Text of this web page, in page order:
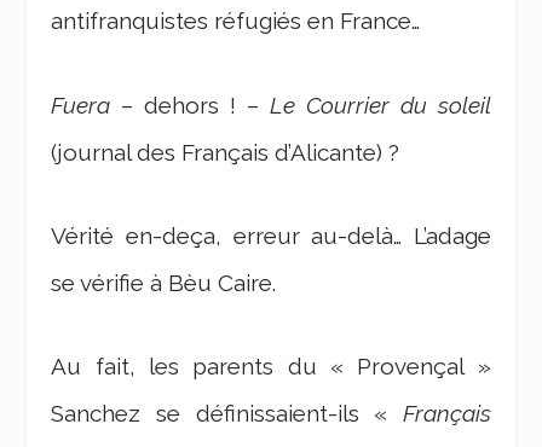
antifranquistes réfugiés en France…
Fuera – dehors ! – Le Courrier du soleil
(journal des Français d’Alicante) ?
Vérité en-deça, erreur au-delà… L’adage
se vérifie à Bèu Caire.
Au fait, les parents du « Provençal »
Sanchez se définissaient-ils « Français